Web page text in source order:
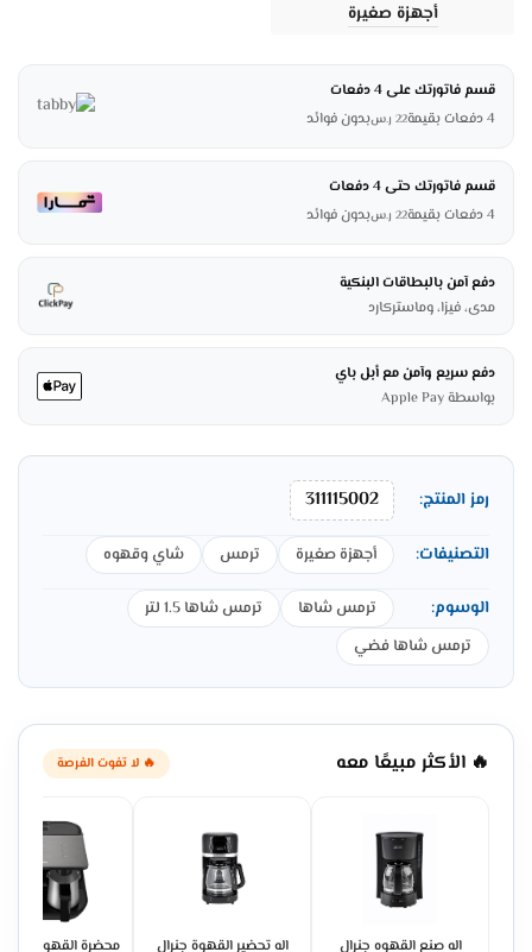
أجهزة صغيرة
قسم فاتورتك على 4 دفعات
4 دفعات بقيمة
22 ر.سبدون فوائد
قسم فاتورتك حتى 4 دفعات
4 دفعات بقيمة
22 ر.سبدون فوائد
دفع آمن بالبطاقات البنكية
مدى، فيزا، وماستركارد
دفع سريع وآمن مع أبل باي
بواسطة Apple Pay
رمز المنتج: 311115002
التصنيفات: أجهزة صغيرة ترمس شاي وقهوه
الوسوم: ترمس شاها
ترمس شاها 1.5 لتر
ترمس شاها فضي
🔥 الأكثر مبيعًا معه 🔥 لا تفوت الفرصة
اله صنع القهوه جنرال اله تحضير القهوة جنرال محضرة القهوة